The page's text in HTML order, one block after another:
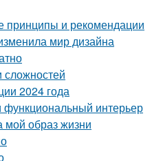
принципы и рекомендации
мир дизайна
сложностей
2024 года
функциональный интерьер
мой образ жизни